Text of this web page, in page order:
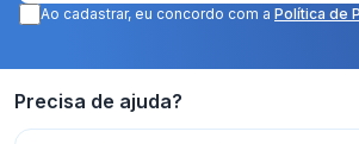
Ao cadastrar, eu concordo com a Política de
Precisa de ajuda?